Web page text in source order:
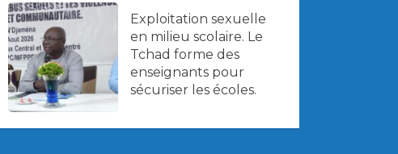
Exploitation sexuelle
en milieu scolaire. Le
Tchad forme des
enseignants pour
sécuriser les écoles.